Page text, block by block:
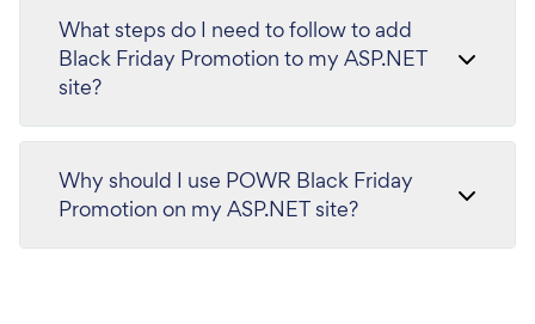
What steps do I need to follow to add
Black Friday Promotion to my ASP.NET
site?
Why should I use POWR Black Friday
Promotion on my ASP.NET site?